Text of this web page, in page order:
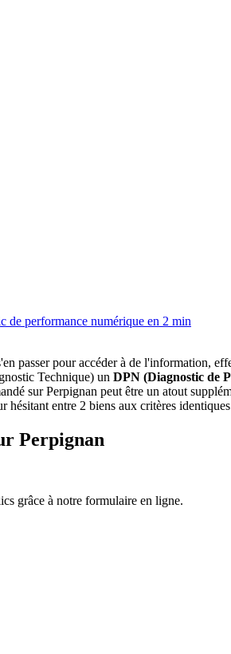
de performance numérique en 2 min
passer pour accéder à de l'information,
Technique) un DPN (Diagnostic de
sur Perpignan peut être un atout
hésitant entre 2 biens aux critères identiques
Perpignan
grâce à notre formulaire en ligne.